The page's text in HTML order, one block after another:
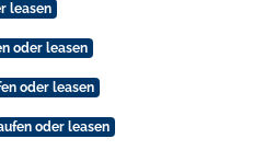
leasen
oder leasen
oder leasen
oder leasen